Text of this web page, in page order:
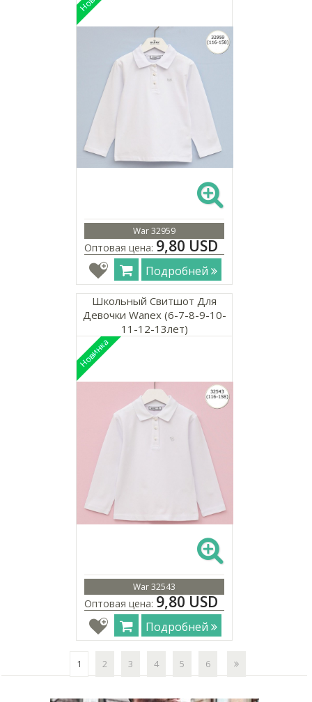
War 32959
Оптовая цена: 9,80 USD
Подробней
Школьный Свитшот Для
Девочки Wanex (6-7-8-9-10-
11-12-13лет)
War 32543
Оптовая цена: 9,80 USD
Подробней
1 2 3 4 5 6